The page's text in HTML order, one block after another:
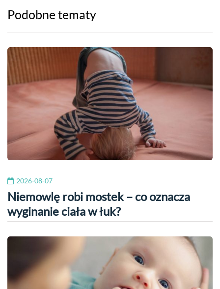
Podobne tematy
2026-08-07
Niemowlę robi mostek – co oznacza
wyginanie ciała w łuk?